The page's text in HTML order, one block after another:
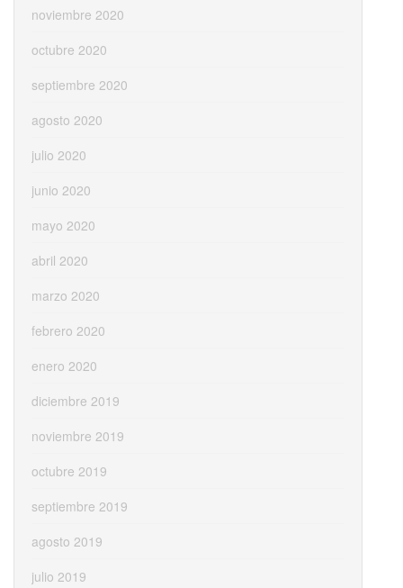
noviembre 2020
octubre 2020
septiembre 2020
agosto 2020
julio 2020
junio 2020
mayo 2020
abril 2020
marzo 2020
febrero 2020
enero 2020
diciembre 2019
noviembre 2019
octubre 2019
septiembre 2019
agosto 2019
julio 2019